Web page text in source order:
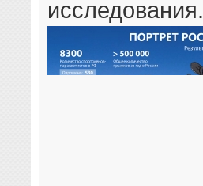
исследования.